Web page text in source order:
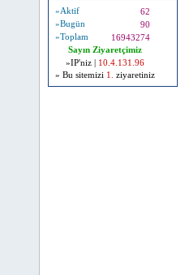
»Aktif
62
»Bugün
90
»Toplam
16943274
Sayın Ziyaretçimiz
»IP'niz |
10.4.131.96
» Bu sitemizi 1. ziyaretiniz